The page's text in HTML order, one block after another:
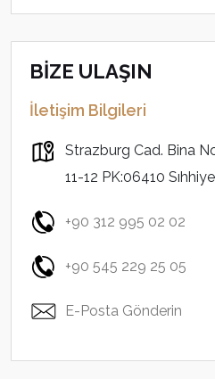
BİZE ULAŞIN
İletişim Bilgileri
Strazburg Cad. Bina
11-12 PK:06410
+90 312 995 02 02
+90 545 229 25 05
E-Posta Gönderin